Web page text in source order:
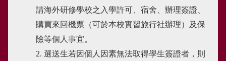
請海外研修學校之入學許可、宿舍、辦理簽證、
購買來回機票（可於本校實習旅行社辦理）及保
險等個人事宜。
2. 選送生若因個人因素無法取得學生簽證者，則